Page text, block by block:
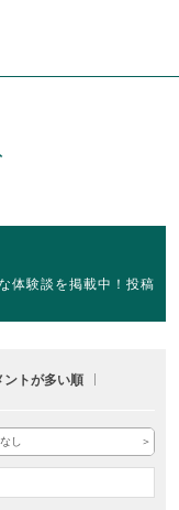
体験談を掲載中！投稿
ントが多い順
し